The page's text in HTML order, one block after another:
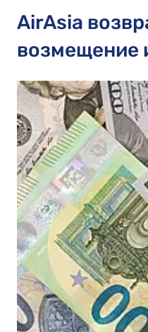
AirAsia
возмещение